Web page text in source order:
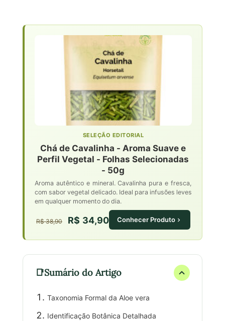
SELEÇÃO EDITORIAL
Chá de Cavalinha - Aroma Suave e
Perfil Vegetal - Folhas Selecionadas
- 50g
Aroma autêntico e mineral. Cavalinha pura e fresca,
com sabor vegetal delicado. Ideal para infusões leves
em qualquer momento do dia.
R$ 38,90 R$ 34,90 Conhecer Produto
Sumário do Artigo
Taxonomia Formal da Aloe vera
Identificação Botânica Detalhada